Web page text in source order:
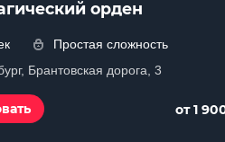
орден
Простая сложность
Брантовская дорога, 3
от 1